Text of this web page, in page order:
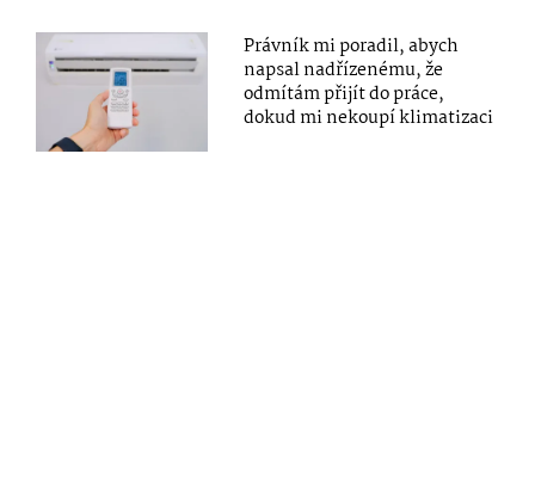
Právník mi poradil, abych
napsal nadřízenému, že
odmítám přijít do práce,
dokud mi nekoupí klimatizaci